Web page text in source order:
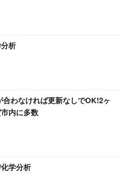
析
わなければ更新なしでOK!2ヶ
内に多数
学分析